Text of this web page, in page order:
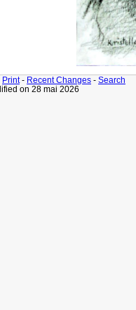
Print- Recent Changes - Search
on 28 mai 2026